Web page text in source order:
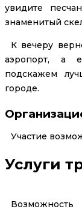
увидите
знаменитый
К вечеру
аэропорт, а
подскажем
городе.
Участие
Услуги